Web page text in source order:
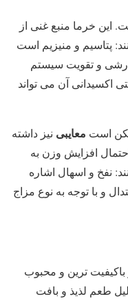
این خرما منبع غنی از
پتاسیم و منیزیم است
و تقویت سیستم
‌اکسیدانی آن می ‌تواند
است معایبی نیز داشته
افزایش وزن به
نفخ و اسهال اشاره
و با توجه به نوع مزاج
باکیفیت‌ ترین و محبوب
طعم لذیذ و بافت